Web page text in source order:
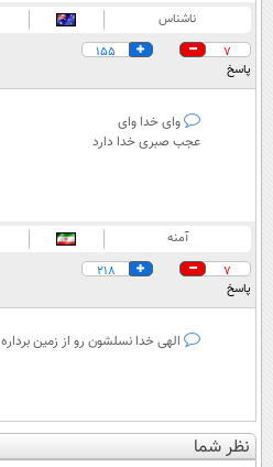
ناشناس
7
155
پاسخ
وای خدا وای
عجب صبری خدا دارد
آمنه
7
218
پاسخ
الهی خدا نسلشون رو از زمین برداره
نظر شما